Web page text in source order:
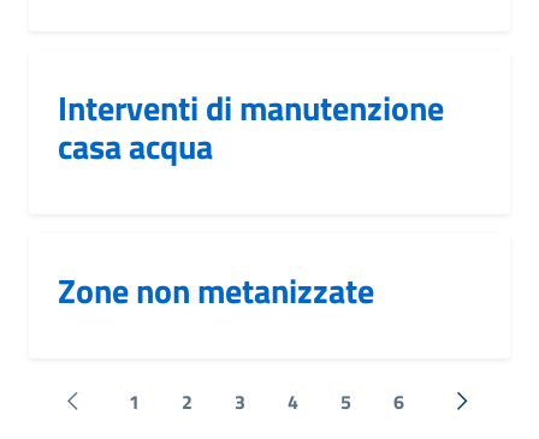
Interventi di manutenzione
casa acqua
Zone non metanizzate
Pagina precedente
1 2 3 4 5 6